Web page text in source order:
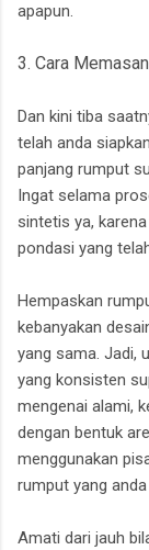
apapun.
3. Cara
Dan kini tiba
telah anda
panjang rumput
Ingat selama
sintetis ya,
pondasi yang
Hempaskan
kebanyakan
yang sama. Jadi,
yang konsisten
mengenai alami,
dengan bentuk
menggunakan
rumput yang anda
Amati dari jauh